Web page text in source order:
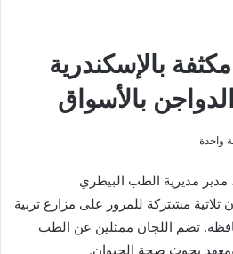
بالإسكندرية
بالأسواق
واحدة
مدير مديرية الطب البيطري
ثلاثية مشتركة للمرور على مزارع تربية
تضم اللجان ممثلين عن الطب
ومعهد بحوث صحة الحيوان.